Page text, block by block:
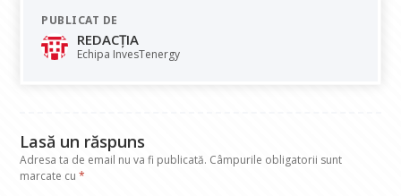
b
o
s
A dI
PUBLICAT DE
REDACȚIA
Echipa InvesTenergy
Lasă un răspuns
Adresa ta de email nu va fi publicată. Câmpurile obligatorii sunt
marcate cu*